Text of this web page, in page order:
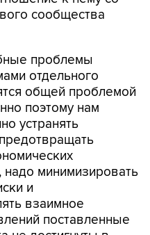
сообщества
проблемы
отдельного
общей проблемой
поэтому нам
устранять
минимизировать
и
взаимное
поставленные